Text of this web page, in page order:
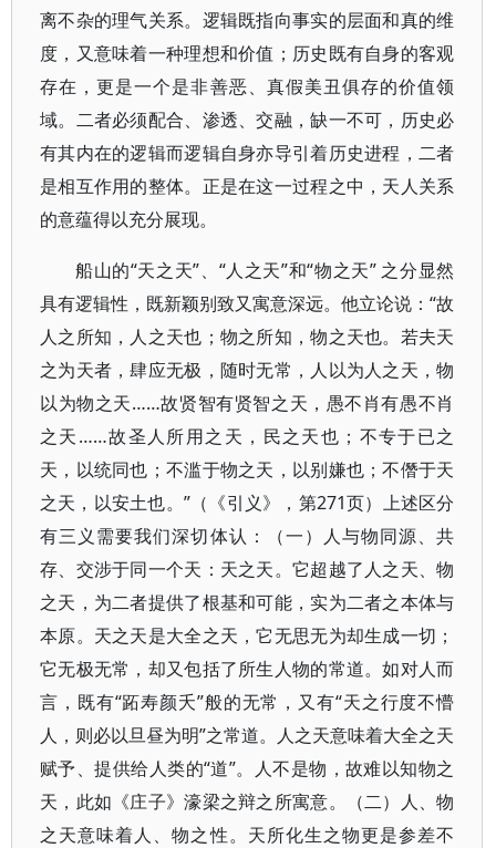
离不杂的理气关系。逻辑既指向事实的层面和真的维
度，又意味着一种理想和价值；历史既有自身的客观
存在，更是一个是非善恶、真假美丑俱存的价值领
域。二者必须配合、渗透、交融，缺一不可，历史必
有其内在的逻辑而逻辑自身亦导引着历史进程，二者
是相互作用的整体。正是在这一过程之中，天人关系
的意蕴得以充分展现。
船山的“天之天”、“人之天”和“物之天” 之分显然
具有逻辑性，既新颖别致又寓意深远。他立论说：“故
人之所知，人之天也；物之所知，物之天也。若夫天
之为天者，肆应无极，随时无常，人以为人之天，物
以为物之天……故贤智有贤智之天，愚不肖有愚不肖
之天……故圣人所用之天，民之天也；不专于已之
天，以统同也；不滥于物之天，以别嫌也；不僭于天
之天，以安土也。”（《引义》，第271页）上述区分
有三义需要我们深切体认：（一）人与物同源、共
存、交涉于同一个天：天之天。它超越了人之天、物
之天，为二者提供了根基和可能，实为二者之本体与
本原。天之天是大全之天，它无思无为却生成一切；
它无极无常，却又包括了所生人物的常道。如对人而
言，既有“跖寿颜夭”般的无常，又有“天之行度不懵
人，则必以旦昼为明”之常道。人之天意味着大全之天
赋予、提供给人类的“道”。人不是物，故难以知物之
天，此如《庄子》濠梁之辩之所寓意。（二）人、物
之天意味着人、物之性。天所化生之物更是参差不